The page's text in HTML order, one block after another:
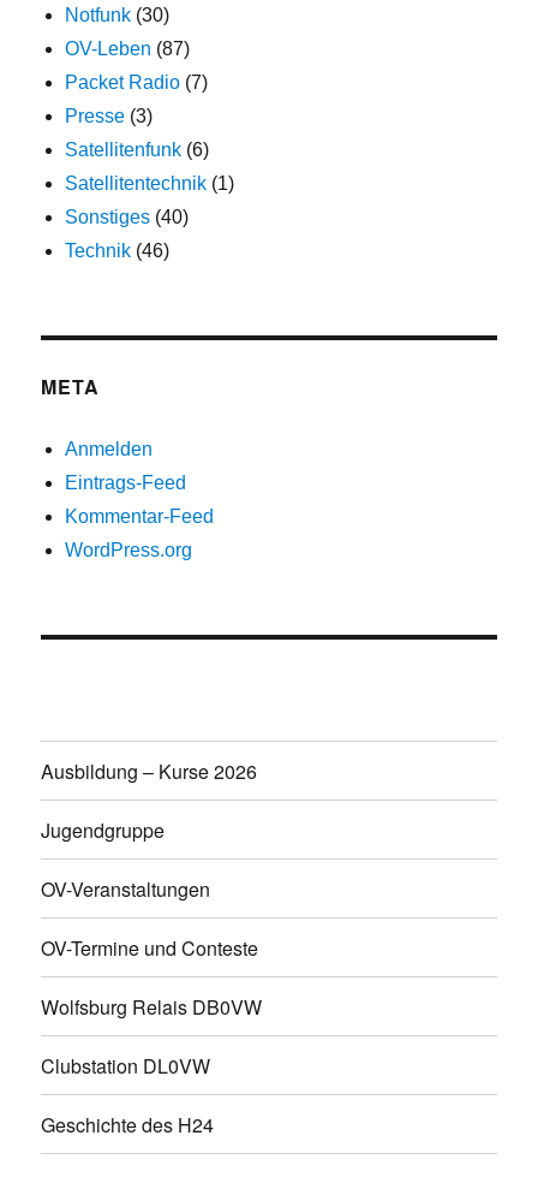
Notfunk (30)
OV-Leben (87)
Packet Radio (7)
Presse (3)
Satellitenfunk (6)
Satellitentechnik (1)
Sonstiges (40)
Technik (46)
META
Anmelden
Eintrags-Feed
Kommentar-Feed
WordPress.org
Ausbildung – Kurse 2026
Jugendgruppe
OV-Veranstaltungen
OV-Termine und Conteste
Wolfsburg Relais DB0VW
Clubstation DL0VW
Geschichte des H24